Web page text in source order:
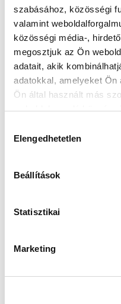
szabásához, közösségi
valamint
közösségi média-,
megosztjuk az Ön
adatait, akik
adatokkal, amelyeket
Ön által használt más
weboldalon való
kiválasztása
Elengedhetetlen
Beállítások
Statisztikai
Marketing